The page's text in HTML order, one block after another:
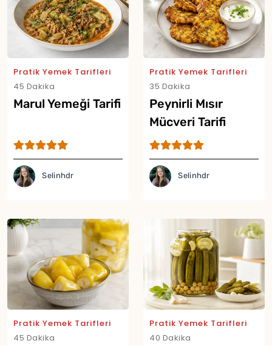
Pratik Yemek Tarifleri
45 Dakika
Marul Yemeği Tarifi
Selinhdr
Pratik Yemek Tarifleri
35 Dakika
Peynirli Mısır
Mücveri Tarifi
Selinhdr
Pratik Yemek Tarifleri
45 Dakika
Pratik Yemek Tarifleri
40 Dakika